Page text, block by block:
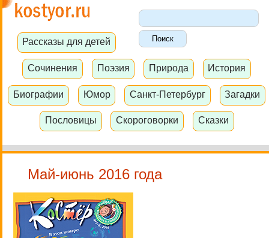
Рассказы для детей
Сочинения Поэзия Природа История
Биографии Юмор Санкт-Петербург Загадки
Пословицы Скороговорки Сказки
Май-июнь 2016 года